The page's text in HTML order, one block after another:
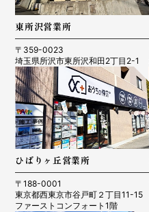
東所沢営業所
〒359-0023
埼玉県所沢市東所沢和田2丁目2-1
ひばりヶ丘営業所
〒188-0001
東京都西東京市谷戸町２丁目11-15
ファーストコンフォート1階